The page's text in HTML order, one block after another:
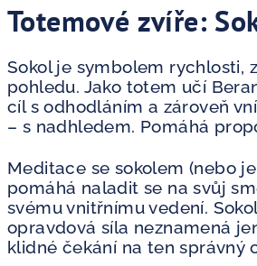
Totemové zvíře:
Sokol je symbolem rychlosti,
pohledu. Jako totem učí
cíl s odhodláním a zároveň
– s nadhledem. Pomáhá
Meditace se sokolem (nebo
pomáhá naladit se na svůj
svému vnitřnímu vedení.
opravdová síla neznamená
klidné čekání na ten správný